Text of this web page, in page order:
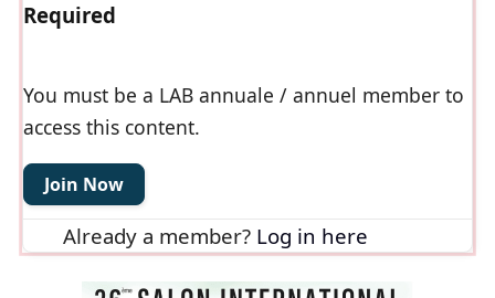
Required
You must be a LAB annuale / annuel member to
access this content.
Join Now
Already a member? Log in here